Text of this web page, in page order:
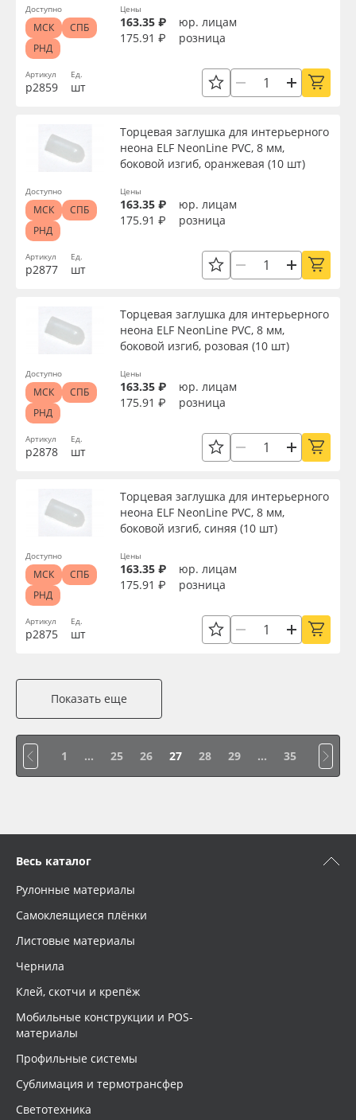
Артикул
р2859
Ед.
шт
Цены
163.35 ₽
юр. лицам
175.91 ₽
розница
Доступно
МСК
СПБ
РНД
Артикул
р2877
Торцевая заглушка для интерьерного
неона ELF NeonLine PVC, 8 мм,
боковой изгиб, оранжевая (10 шт)
Ед.
шт
Цены
163.35 ₽
юр. лицам
175.91 ₽
розница
Доступно
МСК
СПБ
РНД
Артикул
р2878
Торцевая заглушка для интерьерного
неона ELF NeonLine PVC, 8 мм,
боковой изгиб, розовая (10 шт)
Ед.
шт
Цены
163.35 ₽
юр. лицам
175.91 ₽
розница
Доступно
МСК
СПБ
РНД
Артикул
р2875
Торцевая заглушка для интерьерного
неона ELF NeonLine PVC, 8 мм,
боковой изгиб, синяя (10 шт)
Ед.
шт
Цены
163.35 ₽
юр. лицам
175.91 ₽
розница
Доступно
МСК
СПБ
РНД
Показать еще
1 ... 25 26 27 28 29 ... 35
Весь каталог
Рулонные материалы
Самоклеящиеся плёнки
Листовые материалы
Чернила
Клей, скотчи и крепёж
Мобильные конструкции и POS-
материалы
Профильные системы
Сублимация и термотрансфер
Светотехника